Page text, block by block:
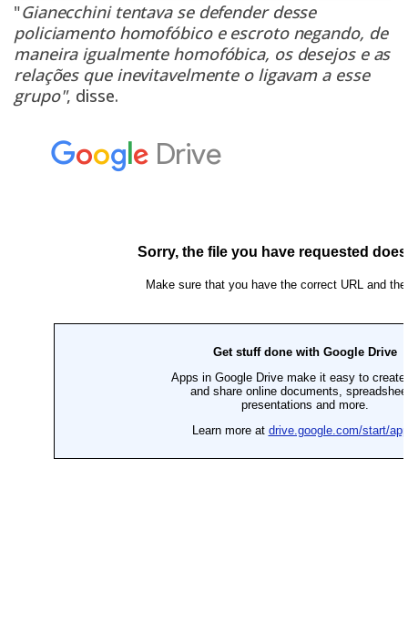
"Gianecchini tentava se defender desse
policiamento homofóbico e escroto negando, de
maneira igualmente homofóbica, os desejos e as
relações que inevitavelmente o ligavam a esse
grupo", disse.